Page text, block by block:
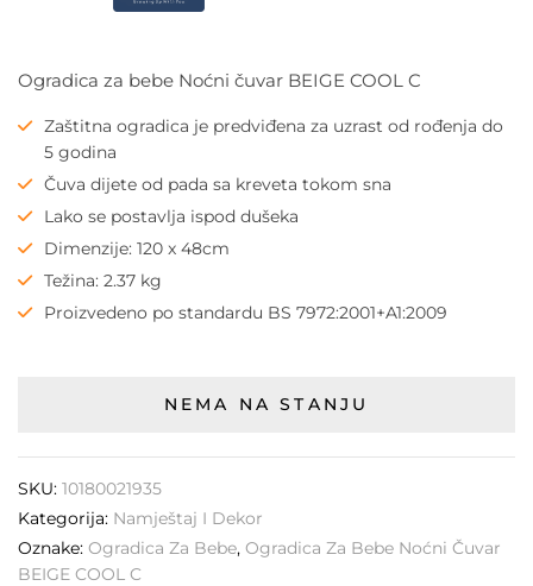
Ogradica za bebe Noćni čuvar BEIGE COOL C
Zaštitna ogradica je predviđena za uzrast od rođenja do
5 godina
Čuva dijete od pada sa kreveta tokom sna
Lako se postavlja ispod dušeka
Dimenzije: 120 x 48cm
Težina: 2.37 kg
Proizvedeno po standardu BS 7972:2001+A1:2009
NEMA NA STANJU
SKU: 10180021935
Kategorija: Namještaj I Dekor
Oznake: Ogradica Za Bebe, Ogradica Za Bebe Noćni Čuvar
BEIGE COOL C